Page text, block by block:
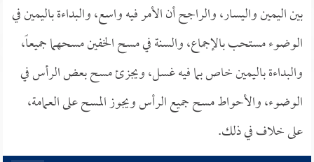
بين اليمين واليسار، والراجح أن الأمر فيه واسع، والبداءة باليمين في
الوضوء مستحب بالإجماع، والسنة في مسح الخفين مسحهما جميعاً،
والبداءة باليمين خاص بما فيه غسل، ويجزئ مسح بعض الرأس في
الوضوء، والأحواط مسح جميع الرأس ويجوز المسح على العمامة،
على خلاف في ذلك.